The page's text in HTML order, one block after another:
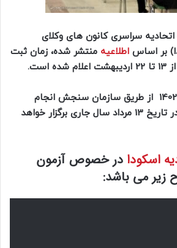
سراسری کانون های وکلای
بر اساس اطلاعیه منتشر شده، زمان ثبت
ثبت نام آزمون وکالت 1402 از طریق سازمان سنجش انجام
خواهد گرفت و آزمون در تاریخ 13 مرداد سال جاری برگزار خواهد
اسکودا در خصوص آزمون